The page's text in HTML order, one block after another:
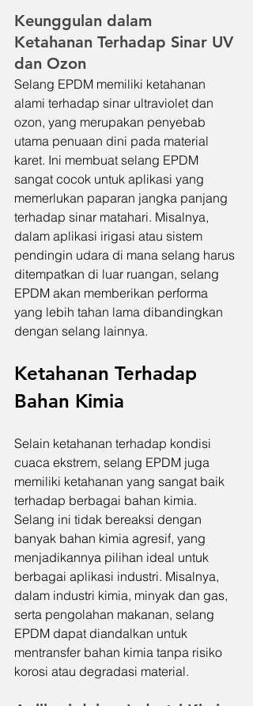
Keunggulan dalam
Ketahanan Terhadap Sinar UV
dan Ozon
Selang EPDM memiliki ketahanan
alami terhadap sinar ultraviolet dan
ozon, yang merupakan penyebab
utama penuaan dini pada material
karet. Ini membuat selang EPDM
sangat cocok untuk aplikasi yang
memerlukan paparan jangka panjang
terhadap sinar matahari. Misalnya,
dalam aplikasi irigasi atau sistem
pendingin udara di mana selang harus
ditempatkan di luar ruangan, selang
EPDM akan memberikan performa
yang lebih tahan lama dibandingkan
dengan selang lainnya.
Ketahanan Terhadap
Bahan Kimia
Selain ketahanan terhadap kondisi
cuaca ekstrem, selang EPDM juga
memiliki ketahanan yang sangat baik
terhadap berbagai bahan kimia.
Selang ini tidak bereaksi dengan
banyak bahan kimia agresif, yang
menjadikannya pilihan ideal untuk
berbagai aplikasi industri. Misalnya,
dalam industri kimia, minyak dan gas,
serta pengolahan makanan, selang
EPDM dapat diandalkan untuk
mentransfer bahan kimia tanpa risiko
korosi atau degradasi material.